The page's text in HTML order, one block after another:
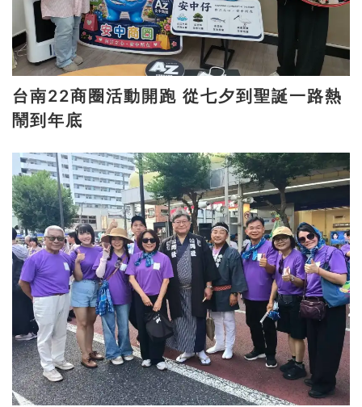
台南22商圈活動開跑 從七夕到聖誕一路熱
鬧到年底